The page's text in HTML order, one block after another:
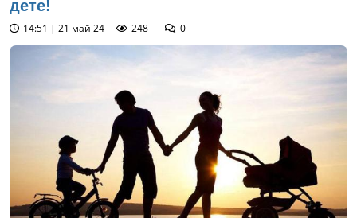
дете!
14:51 | 21 май 24 248 0